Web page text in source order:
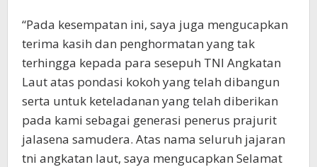
“Pada kesempatan ini, saya juga mengucapkan
terima kasih dan penghormatan yang tak
terhingga kepada para sesepuh TNI Angkatan
Laut atas pondasi kokoh yang telah dibangun
serta untuk keteladanan yang telah diberikan
pada kami sebagai generasi penerus prajurit
jalasena samudera. Atas nama seluruh jajaran
tni angkatan laut, saya mengucapkan Selamat